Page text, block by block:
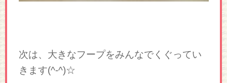
次は、大きなフープをみんなでくぐってい
きます(^-^)☆